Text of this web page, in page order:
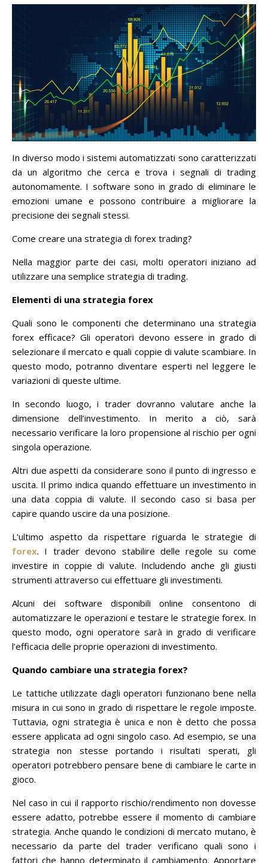
In diverso modo i sistemi automatizzati sono caratterizzati
da un algoritmo che cerca e trova i segnali di trading
autonomamente. I software sono in grado di eliminare le
emozioni umane e possono contribuire a migliorare la
precisione dei segnali stessi.
Come creare una strategia di forex trading?
Nella maggior parte dei casi, molti operatori iniziano ad
utilizzare una semplice strategia di trading.
Elementi di una strategia forex
Quali sono le componenti che determinano una strategia
forex efficace? Gli operatori devono essere in grado di
selezionare il mercato e quali coppie di valute scambiare. In
questo modo, potranno diventare esperti nel leggere le
variazioni di queste ultime.
In secondo luogo, i trader dovranno valutare anche la
dimensione dell’investimento. In merito a ciò, sarà
necessario verificare la loro propensione al rischio per ogni
singola operazione.
Altri due aspetti da considerare sono il punto di ingresso e
uscita. Il primo indica quando effettuare un investimento in
una data coppia di valute. Il secondo caso si basa per
capire quando uscire da una posizione.
L’ultimo aspetto da rispettare riguarda le strategie di
forex. I trader devono stabilire delle regole su come
investire in coppie di valute. Includendo anche gli giusti
strumenti attraverso cui effettuare gli investimenti.
Alcuni dei software disponibili online consentono di
automatizzare le operazioni e testare le strategie forex. In
questo modo, ogni operatore sarà in grado di verificare
l’efficacia delle proprie operazioni di investimento.
Quando cambiare una strategia forex?
Le tattiche utilizzate dagli operatori funzionano bene nella
misura in cui sono in grado di rispettare le regole imposte.
Tuttavia, ogni strategia è unica e non è detto che possa
essere applicata ad ogni singolo caso. Ad esempio, se una
strategia non stesse portando i risultati sperati, gli
operatori potrebbero pensare bene di cambiare le carte in
gioco.
Nel caso in cui il rapporto rischio/rendimento non dovesse
essere adatto, potrebbe essere il momento di cambiare
strategia. Anche quando le condizioni di mercato mutano, è
necessario da parte del trader verificano quali sono i
fattori che hanno determinato il cambiamento. Apportare